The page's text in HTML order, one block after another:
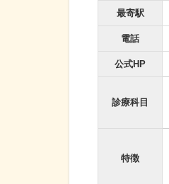
最寄駅
電話
公式HP
診療科目
特徴